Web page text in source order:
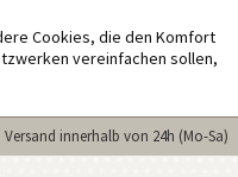
Cookies, die den Komfort
vereinfachen sollen,
Versand innerhalb von 24h (Mo-Sa)